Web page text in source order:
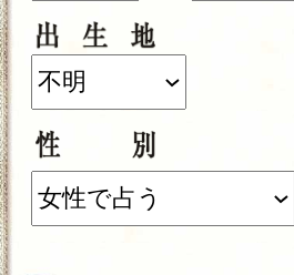
入力した情報を記録しますか？
記録する
ます。